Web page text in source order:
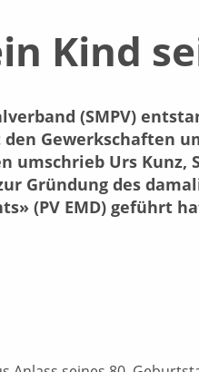
Kind
(SMPV)
Gewerkschaften
Urs Kunz,
Gründung des
(PV EMD) geführt